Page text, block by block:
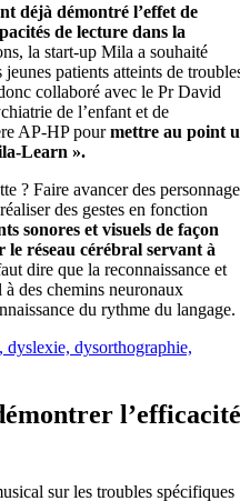
déjà démontré l’effet de
de lecture dans la
la start-up Mila a souhaité
patients atteints de
collaboré avec le Pr David
de l’enfant et de
AP-HP pourmettre au point
Learn ».
? Faire avancer des
des gestes en fonction
sonores et visuels de façon
réseau cérébral servant à
dire que la reconnaissance et
des chemins neuronaux
du rythme du langage.
dysorthographie,
l’efficacité
sur les troubles spécifiques